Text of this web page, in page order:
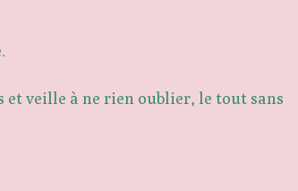
et veille à ne rien oublier, le tout sans